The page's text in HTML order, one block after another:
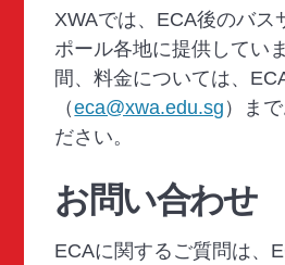
XWAでは、ECA後のバス
ポール各地に提供してい
間、料金については、
（eca@xwa.edu.sg ）ま
ださい。
お問い合わせ
ECAに関するご質問は、